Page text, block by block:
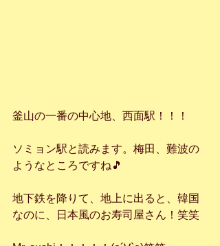
釜山の一番の中心地、西面駅！！！
ソミョン駅と読みます。梅田、難波の
ようなところですね🎵
地下鉄を降りて、地上に出ると、韓国
なのに、日本風のお寿司屋さん！笑笑